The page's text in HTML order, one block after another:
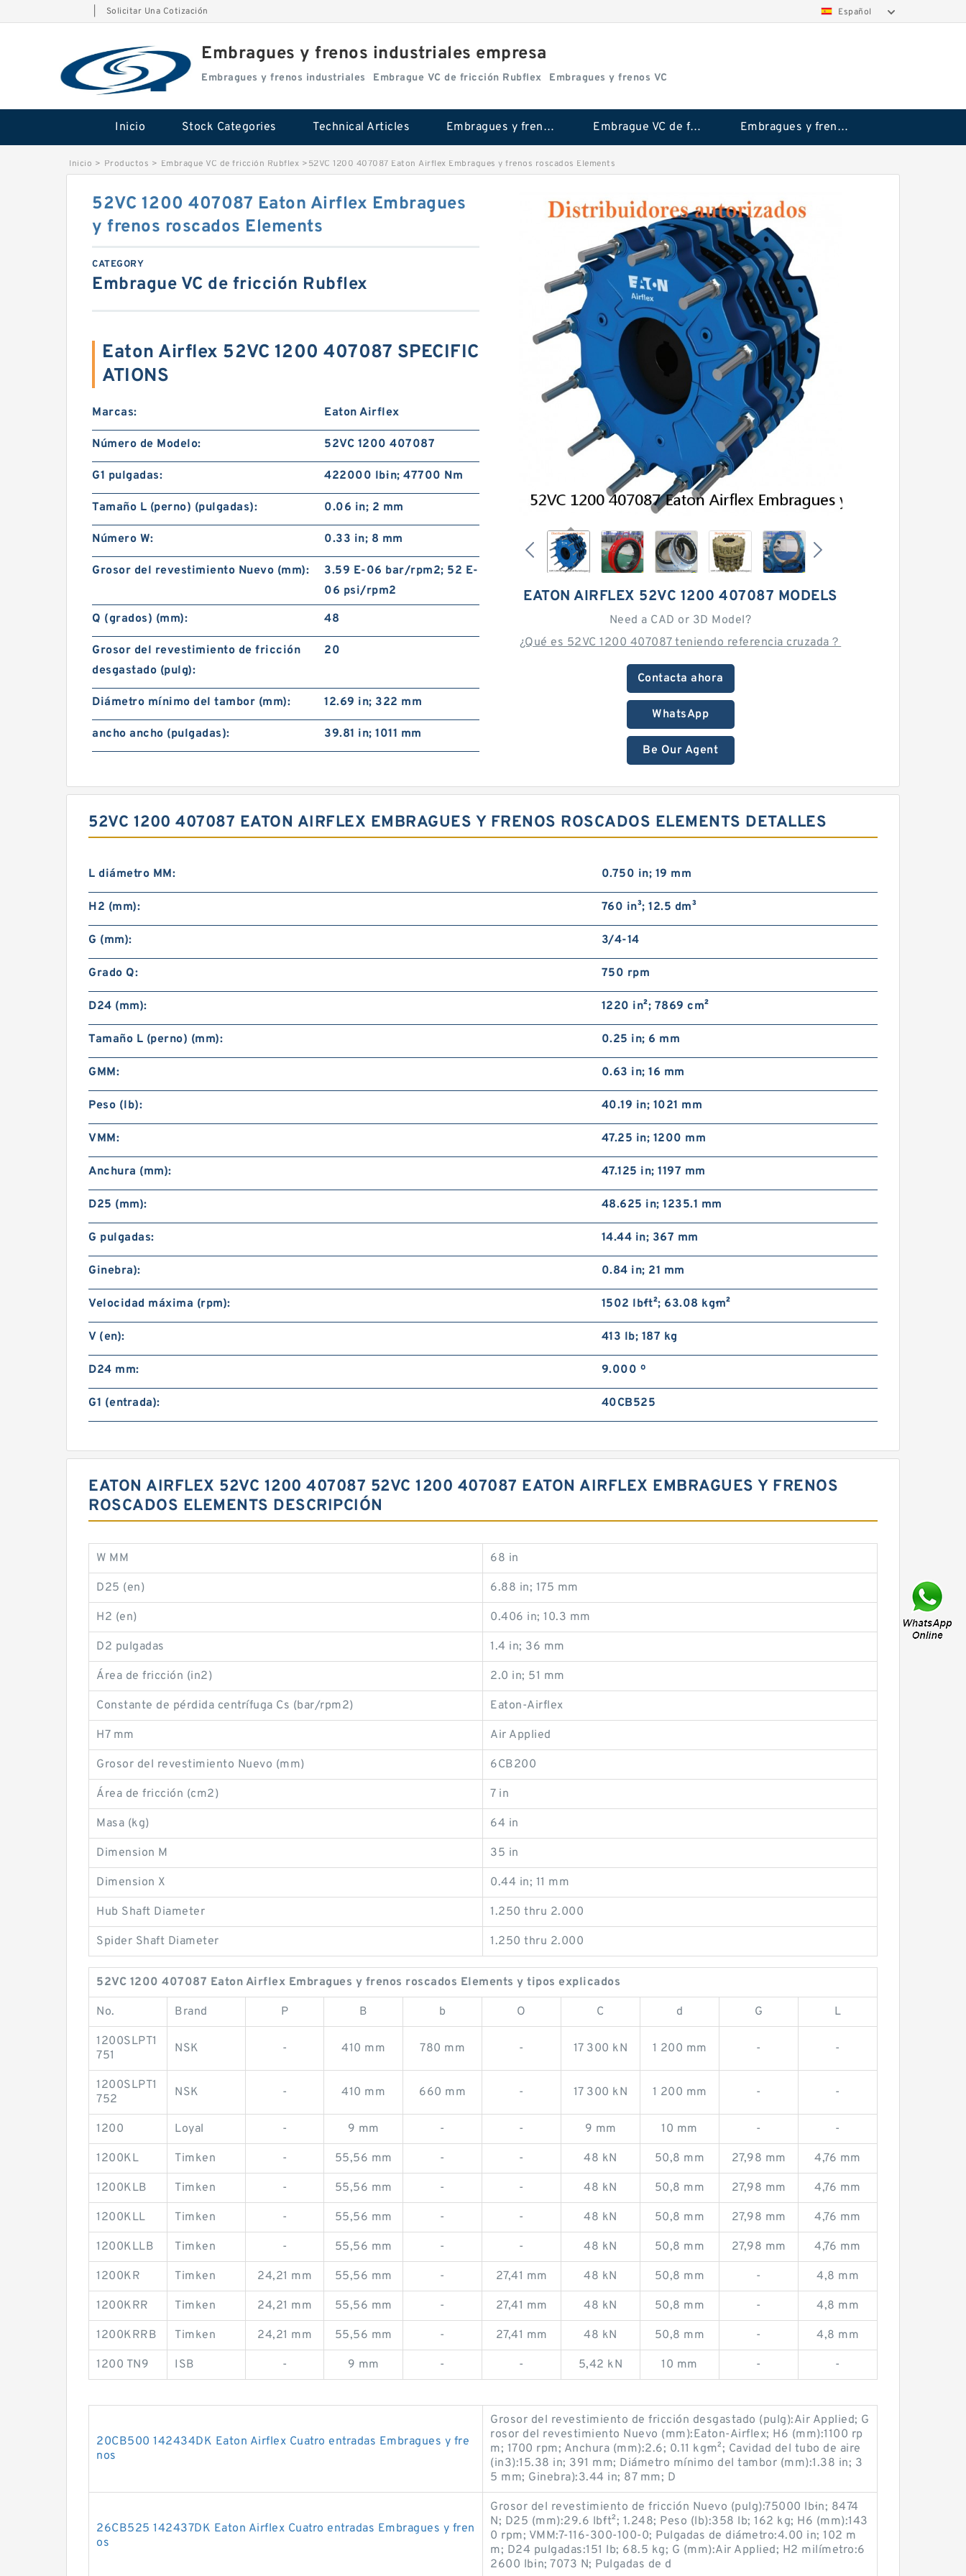
Solicitar Una Cotización Español
Embragues y frenos industriales empresa
Embragues y frenos industriales Embrague VC de fricción Rubflex Embragues y frenos VC
Inicio Stock Categories Technical Articles Embragues y frenos industriales Embrague VC de fricción Rubflex Embragues y frenos VC
Inicio > Productos > Embrague VC de fricción Rubflex >52VC 1200 407087 Eaton Airflex Embragues y frenos roscados Elements
EATON AIRFLEX 52VC 1200 407087 MODELS
Need a CAD or 3D Model?
¿Qué es 52VC 1200 407087 teniendo referencia cruzada？
Contacta ahora
WhatsApp
Be Our Agent
52VC 1200 407087 Eaton Airflex Embragues
y frenos roscados Elements
CATEGORY
Embrague VC de fricción Rubflex
Eaton Airflex 52VC 1200 407087 SPECIFIC
ATIONS
Marcas: Eaton Airflex
Número de Modelo: 52VC 1200 407087
G1 pulgadas: 422000 lb·in; 47700 Nm
Tamaño L (perno) (pulgadas): 0.06 in; 2 mm
Número W: 0.33 in; 8 mm
Grosor del revestimiento Nuevo (mm):
3.59 E-06 bar/rpm2; 52 E-
06 psi/rpm2
Q (grados) (mm):
48
Grosor del revestimiento de fricción
desgastado (pulg):
20
Diámetro mínimo del tambor (mm): 12.69 in; 322 mm
ancho ancho (pulgadas): 39.81 in; 1011 mm
52VC 1200 407087 EATON AIRFLEX EMBRAGUES Y FRENOS ROSCADOS ELEMENTS DETALLES
L diámetro MM: 0.750 in; 19 mm
H2 (mm): 760 in³; 12.5 dm³
G (mm): 3/4-14
Grado Q: 750 rpm
D24 (mm): 1220 in²; 7869 cm²
Tamaño L (perno) (mm): 0.25 in; 6 mm
GMM: 0.63 in; 16 mm
Peso (lb): 40.19 in; 1021 mm
VMM: 47.25 in; 1200 mm
Anchura (mm): 47.125 in; 1197 mm
D25 (mm): 48.625 in; 1235.1 mm
G pulgadas: 14.44 in; 367 mm
Ginebra): 0.84 in; 21 mm
Velocidad máxima (rpm): 1502 lb·ft²; 63.08 kg·m²
V (en): 413 lb; 187 kg
D24 mm: 9.000 º
G1 (entrada): 40CB525
EATON AIRFLEX 52VC 1200 407087 52VC 1200 407087 EATON AIRFLEX EMBRAGUES Y FRENOS
ROSCADOS ELEMENTS DESCRIPCIÓN
W MM 68 in
D25 (en) 6.88 in; 175 mm
H2 (en) 0.406 in; 10.3 mm
D2 pulgadas 1.4 in; 36 mm
Área de fricción (in2) 2.0 in; 51 mm
Constante de pérdida centrífuga Cs (bar/rpm2) Eaton-Airflex
H7 mm Air Applied
Grosor del revestimiento Nuevo (mm) 6CB200
Área de fricción (cm2) 7 in
Masa (kg) 64 in
Dimension M 35 in
Dimension X 0.44 in; 11 mm
Hub Shaft Diameter 1.250 thru 2.000
Spider Shaft Diameter 1.250 thru 2.000
52VC 1200 407087 Eaton Airflex Embragues y frenos roscados Elements y tipos explicados
No. Brand P B b O C d G L
1200SLPT1
751
NSK - 410 mm 780 mm - 17 300 kN 1 200 mm - -
1200SLPT1
752
NSK - 410 mm 660 mm - 17 300 kN 1 200 mm - -
1200 Loyal - 9 mm - - 9 mm 10 mm - -
1200KL Timken - 55,56 mm - - 48 kN 50,8 mm 27,98 mm 4,76 mm
1200KLB Timken - 55,56 mm - - 48 kN 50,8 mm 27,98 mm 4,76 mm
1200KLL Timken - 55,56 mm - - 48 kN 50,8 mm 27,98 mm 4,76 mm
1200KLLB Timken - 55,56 mm - - 48 kN 50,8 mm 27,98 mm 4,76 mm
1200KR Timken 24,21 mm 55,56 mm - 27,41 mm 48 kN 50,8 mm - 4,8 mm
1200KRR Timken 24,21 mm 55,56 mm - 27,41 mm 48 kN 50,8 mm - 4,8 mm
1200KRRB Timken 24,21 mm 55,56 mm - 27,41 mm 48 kN 50,8 mm - 4,8 mm
1200 TN9 ISB - 9 mm - - 5,42 kN 10 mm - -
20CB500 142434DK Eaton Airflex Cuatro entradas Embragues y fre
nos
Grosor del revestimiento de fricción desgastado (pulg):Air Applied; G
rosor del revestimiento Nuevo (mm):Eaton-Airflex; H6 (mm):1100 rp
m; 1700 rpm; Anchura (mm):2.6; 0.11 kg·m²; Cavidad del tubo de aire
(in3):15.38 in; 391 mm; Diámetro mínimo del tambor (mm):1.38 in; 3
5 mm; Ginebra):3.44 in; 87 mm; D
26CB525 142437DK Eaton Airflex Cuatro entradas Embragues y fren
os
Grosor del revestimiento de fricción Nuevo (pulg):75000 lb·in; 8474
N; D25 (mm):29.6 lb·ft²; 1.248; Peso (lb):358 lb; 162 kg; H6 (mm):143
0 rpm; VMM:7-116-300-100-0; Pulgadas de diámetro:4.00 in; 102 m
m; D24 pulgadas:151 lb; 68.5 kg; G (mm):Air Applied; H2 milímetro:6
2600 lb·in; 7073 N; Pulgadas de d